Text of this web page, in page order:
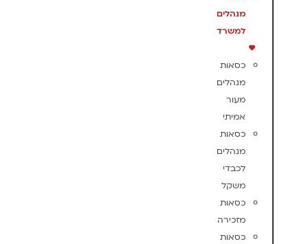
מנהלים
למשרד
כסאות
מנהלים
מעור
אמיתי
כסאות
מנהלים
לכבדי
משקל
כסאות
מזכירה
כסאות